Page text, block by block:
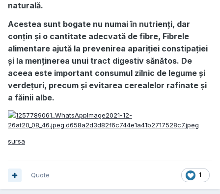
naturală.
Acestea sunt bogate nu numai în nutrienți, dar
conțin și o cantitate adecvată de fibre, Fibrele
alimentare ajută la prevenirea apariției constipației
și la menținerea unui tract digestiv sănătos. De
aceea este important consumul zilnic de legume și
verdețuri, precum și evitarea cerealelor rafinate și
a făinii albe.
sursa
1
Quote